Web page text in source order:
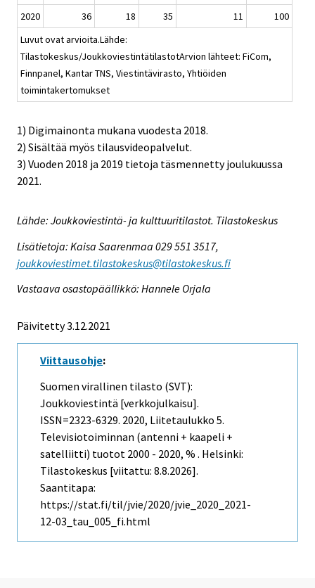
2020
36 18 35 11
100
Luvut ovat arvioita.Lähde:
Tilastokeskus/JoukkoviestintätilastotArvion lähteet: FiCom,
Finnpanel, Kantar TNS, Viestintävirasto, Yhtiöiden
toimintakertomukset
1) Digimainonta mukana vuodesta 2018.
2) Sisältää myös tilausvideopalvelut.
3) Vuoden 2018 ja 2019 tietoja täsmennetty joulukuussa
2021.
Lähde: Joukkoviestintä- ja kulttuuritilastot. Tilastokeskus
Lisätietoja: Kaisa Saarenmaa 029 551 3517,
joukkoviestimet.tilastokeskus@tilastokeskus.fi
Vastaava osastopäällikkö: Hannele Orjala
Päivitetty 3.12.2021
Viittausohje:
Suomen virallinen tilasto (SVT):
Joukkoviestintä [verkkojulkaisu].
ISSN=2323-6329. 2020, Liitetaulukko 5.
Televisiotoiminnan (antenni + kaapeli +
satelliitti) tuotot 2000 - 2020, % . Helsinki:
Tilastokeskus [viitattu: 8.8.2026].
Saantitapa:
https://stat.fi/til/jvie/2020/jvie_2020_2021-
12-03_tau_005_fi.html